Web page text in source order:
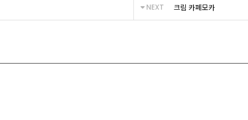
NEXT 크림 카페모카